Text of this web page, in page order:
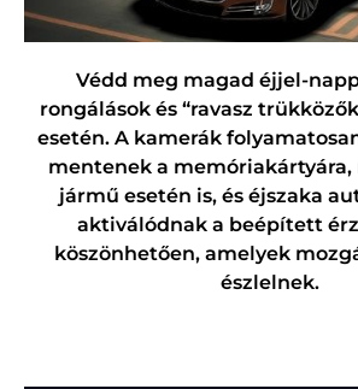
Védd meg magad éjjel-
rongálások és “ravasz
esetén. A kamerák
mentenek a
jármű esetén is, és éjszaka
aktiválódnak a beépített
köszönhetően, amelyek
észlelnek.